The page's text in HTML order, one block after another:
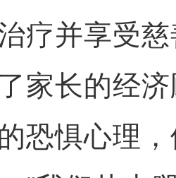
疗并享受
家长的经
恐惧心理